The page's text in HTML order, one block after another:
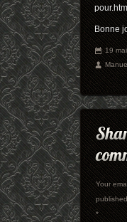
pour.html
Bonne
19
Your
*